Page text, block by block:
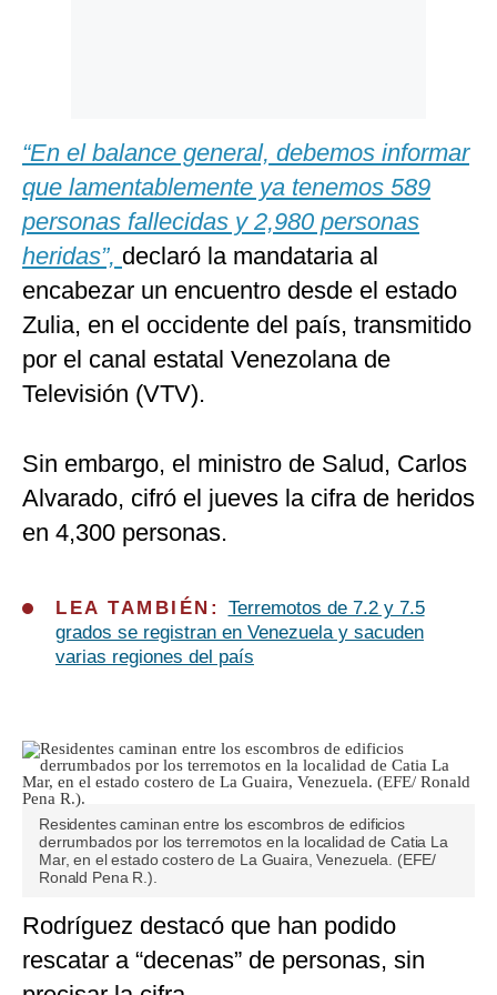
“En el balance general, debemos informar
que lamentablemente ya tenemos 589
personas fallecidas y 2,980 personas
heridas”, declaró la mandataria al
encabezar un encuentro desde el estado
Zulia, en el occidente del país, transmitido
por el canal estatal Venezolana de
Televisión (VTV).
Sin embargo, el ministro de Salud, Carlos
Alvarado, cifró el jueves la cifra de heridos
en 4,300 personas.
LEA TAMBIÉN: Terremotos de 7.2 y 7.5
grados se registran en Venezuela y sacuden
varias regiones del país
Residentes caminan entre los escombros de edificios
derrumbados por los terremotos en la localidad de Catia La
Mar, en el estado costero de La Guaira, Venezuela. (EFE/
Ronald Pena R.).
Rodríguez destacó que han podido
rescatar a “decenas” de personas, sin